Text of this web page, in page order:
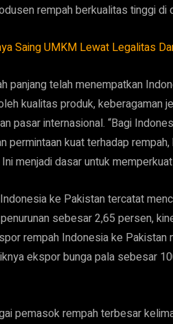
rempah berkualitas tinggi di
Saing UMKM Lewat Legalitas
panjang telah menempatkan
kualitas produk, keberagaman
pasar internasional. “Bagi
permintaan kuat terhadap
menjadi dasar untuk
ke Pakistan tercatat
sebesar 2,65 persen,
rempah Indonesia ke Pakistan
ekspor bunga pala sebesar
pemasok rempah terbesar